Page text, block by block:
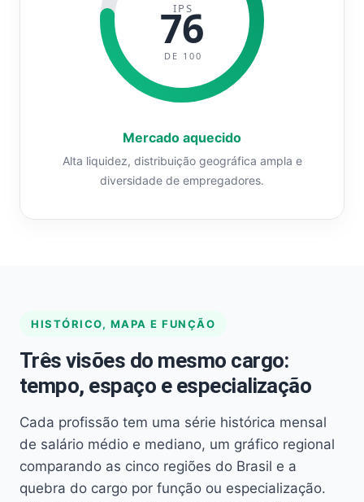
IPS
76
DE 100
Mercado aquecido
Alta liquidez, distribuição geográfica ampla e
diversidade de empregadores.
HISTÓRICO, MAPA E FUNÇÃO
Três visões do mesmo cargo:
tempo, espaço e especialização
Cada profissão tem uma série histórica mensal
de salário médio e mediano, um gráfico regional
comparando as cinco regiões do Brasil e a
quebra do cargo por função ou especialização.